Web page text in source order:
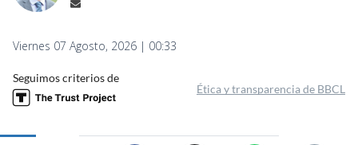
Viernes 07 Agosto, 2026 | 00:33
Seguimos criterios de
Ética y transparencia de BBCL